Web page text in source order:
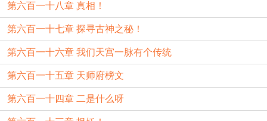
第六百一十八章 真相！
第六百一十七章 探寻古神之秘！
第六百一十六章 我们天宫一脉有个传统
第六百一十五章 天师府榜文
第六百一十四章 二是什么呀